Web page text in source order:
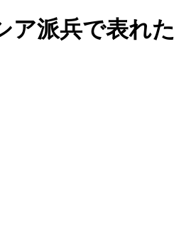
ア派兵で表れ